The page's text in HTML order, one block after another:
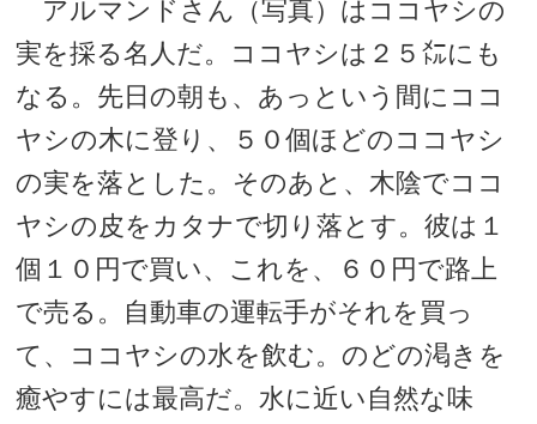
アルマンドさん（写真）はココヤシの
実を採る名人だ。ココヤシは２５㍍にも
なる。先日の朝も、あっという間にココ
ヤシの木に登り、５０個ほどのココヤシ
の実を落とした。そのあと、木陰でココ
ヤシの皮をカタナで切り落とす。彼は１
個１０円で買い、これを、６０円で路上
で売る。自動車の運転手がそれを買っ
て、ココヤシの水を飲む。のどの渇きを
癒やすには最高だ。水に近い自然な味